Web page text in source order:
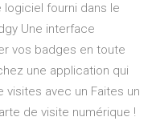
fourni dans le
Une interface
vos badges en toute
une application qui
avec un Faites un
de visite numérique !